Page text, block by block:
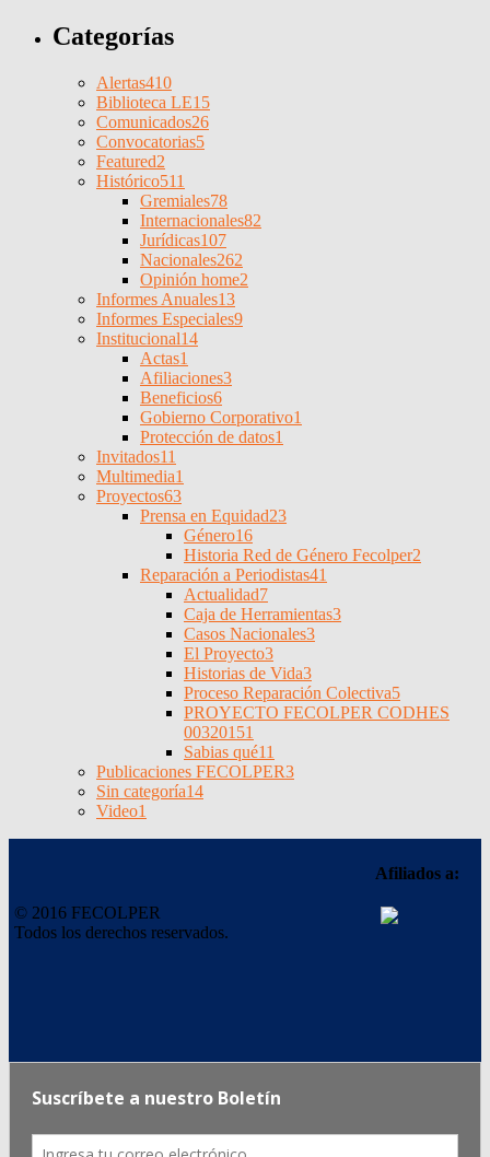
Categorías
Alertas410
Biblioteca LE15
Comunicados26
Convocatorias5
Featured2
Histórico511
Gremiales78
Internacionales82
Jurídicas107
Nacionales262
Opinión home2
Informes Anuales13
Informes Especiales9
Institucional14
Actas1
Afiliaciones3
Beneficios6
Gobierno Corporativo1
Protección de datos1
Invitados11
Multimedia1
Proyectos63
Prensa en Equidad23
Género16
Historia Red de Género Fecolper2
Reparación a Periodistas41
Actualidad7
Caja de Herramientas3
Casos Nacionales3
El Proyecto3
Historias de Vida3
Proceso Reparación Colectiva5
PROYECTO FECOLPER CODHES
00320151
Sabias qué11
Publicaciones FECOLPER3
Sin categoría14
Video1
© 2016 FECOLPER
Todos los derechos reservados.
Afiliados a: